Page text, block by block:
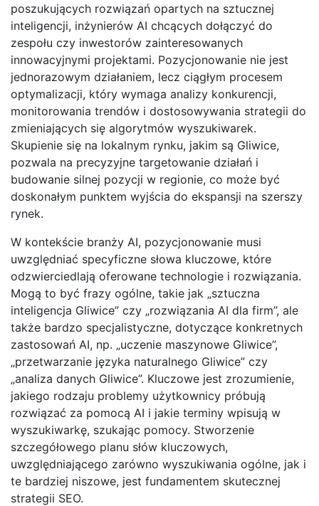
poszukujących rozwiązań opartych na sztucznej
inteligencji, inżynierów AI chcących dołączyć do
zespołu czy inwestorów zainteresowanych
innowacyjnymi projektami. Pozycjonowanie nie jest
jednorazowym działaniem, lecz ciągłym procesem
optymalizacji, który wymaga analizy konkurencji,
monitorowania trendów i dostosowywania strategii do
zmieniających się algorytmów wyszukiwarek.
Skupienie się na lokalnym rynku, jakim są Gliwice,
pozwala na precyzyjne targetowanie działań i
budowanie silnej pozycji w regionie, co może być
doskonałym punktem wyjścia do ekspansji na szerszy
rynek.
W kontekście branży AI, pozycjonowanie musi
uwzględniać specyficzne słowa kluczowe, które
odzwierciedlają oferowane technologie i rozwiązania.
Mogą to być frazy ogólne, takie jak „sztuczna
inteligencja Gliwice” czy „rozwiązania AI dla firm”, ale
także bardzo specjalistyczne, dotyczące konkretnych
zastosowań AI, np. „uczenie maszynowe Gliwice”,
„przetwarzanie języka naturalnego Gliwice” czy
„analiza danych Gliwice”. Kluczowe jest zrozumienie,
jakiego rodzaju problemy użytkownicy próbują
rozwiązać za pomocą AI i jakie terminy wpisują w
wyszukiwarkę, szukając pomocy. Stworzenie
szczegółowego planu słów kluczowych,
uwzględniającego zarówno wyszukiwania ogólne, jak i
te bardziej niszowe, jest fundamentem skutecznej
strategii SEO.